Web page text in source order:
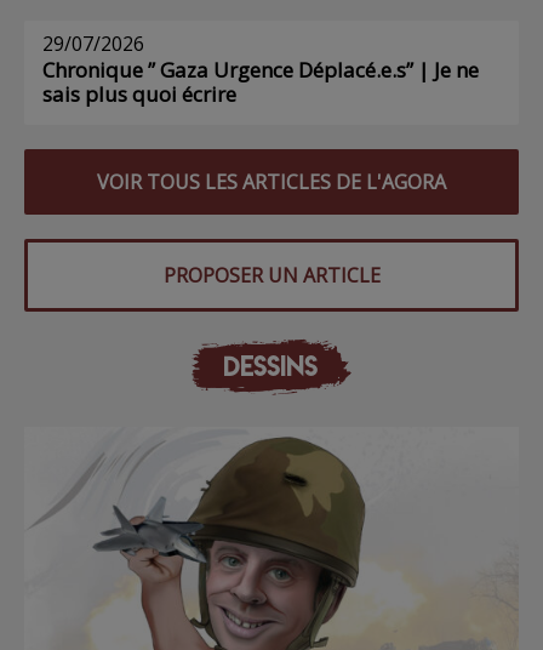
29/07/2026
Chronique ” Gaza Urgence Déplacé.e.s” | Je ne
sais plus quoi écrire
VOIR TOUS LES ARTICLES DE L'AGORA
PROPOSER UN ARTICLE
DESSINS